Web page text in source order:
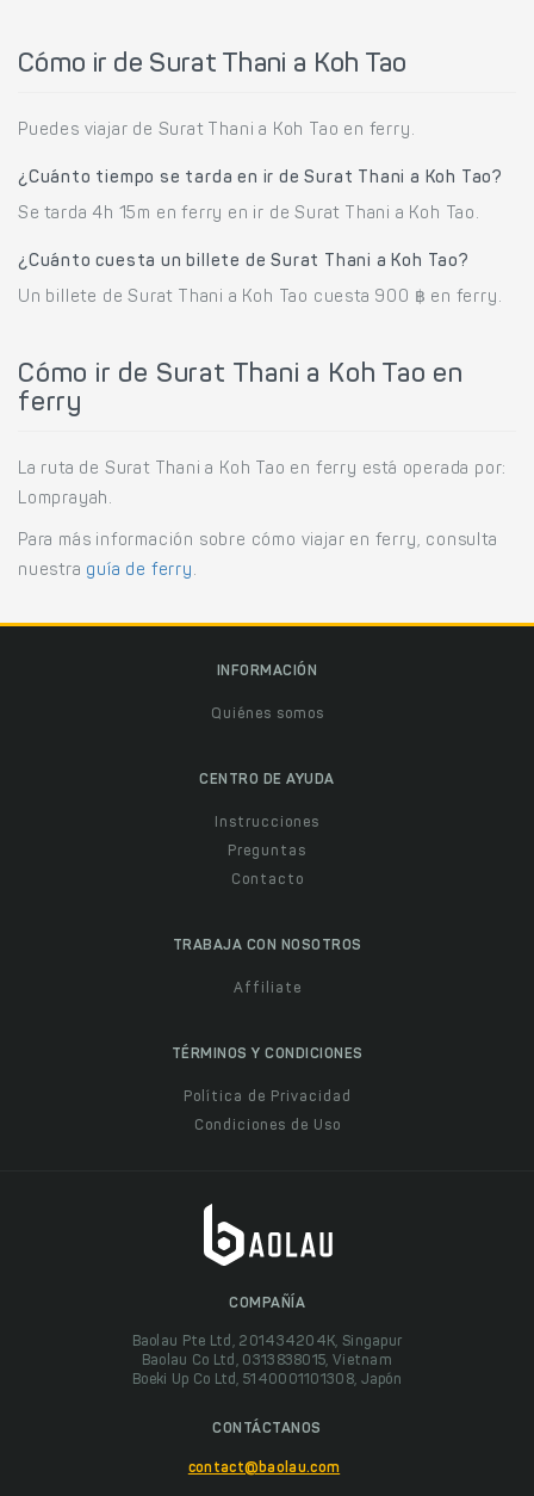
Cómo ir de Surat Thani a Koh Tao
Puedes viajar de Surat Thani a Koh Tao en ferry.
¿Cuánto tiempo se tarda en ir de Surat Thani a Koh Tao?
Se tarda 4h 15m en ferry en ir de Surat Thani a Koh Tao.
¿Cuánto cuesta un billete de Surat Thani a Koh Tao?
Un billete de Surat Thani a Koh Tao cuesta 900 ฿ en ferry.
Cómo ir de Surat Thani a Koh Tao en
ferry
La ruta de Surat Thani a Koh Tao en ferry está operada por:
Lomprayah.
Para más información sobre cómo viajar en ferry, consulta
nuestra guía de ferry .
INFORMACIÓN
Quiénes somos
CENTRO DE AYUDA
Instrucciones
Preguntas
Contacto
TRABAJA CON NOSOTROS
Affiliate
TÉRMINOS Y CONDICIONES
Política de Privacidad
Condiciones de Uso
COMPAÑÍA
Baolau Pte Ltd, 201434204K, Singapur
Baolau Co Ltd, 0313838015, Vietnam
Boeki Up Co Ltd, 5140001101308, Japón
CONTÁCTANOS
contact@baolau.com